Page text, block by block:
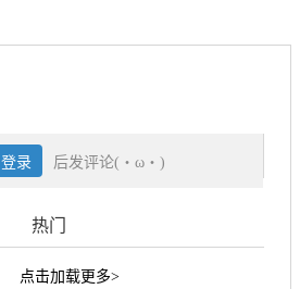
登录 后发评论(・ω・)
热门
点击加载更多>